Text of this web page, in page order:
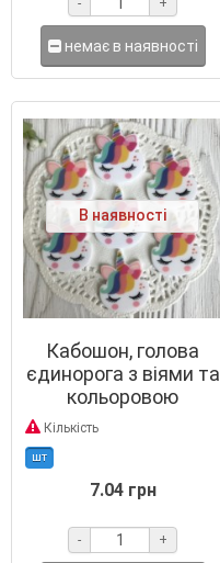
- +
немає в наявності
В наявності
Кабошон, голова
єдинорога з віями та
кольоровою
чубчиком, 3,5 х 2,8 см,
білий пастельний
Кількість
шт
7.04 грн
- +